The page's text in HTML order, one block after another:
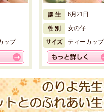
ップ
6月21日
女の仔
ティーカップ